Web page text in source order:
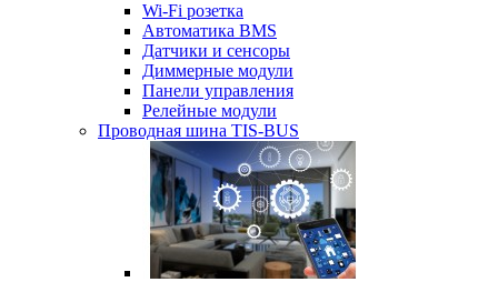
Wi-Fi розетка
Автоматика BMS
Датчики и сенсоры
Диммерные модули
Панели управления
Релейные модули
Проводная шина TIS-BUS